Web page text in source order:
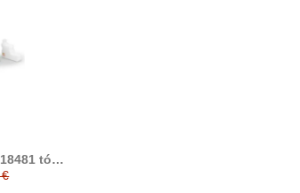
tóner
IM600,